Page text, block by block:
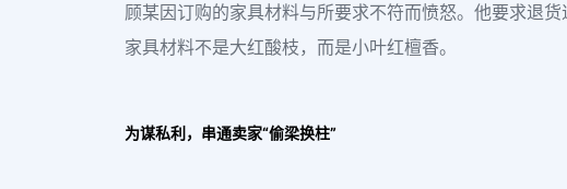
顾某因订购的家具材料与所要求不符而愤怒。他要求退
家具材料不是大红酸枝，而是小叶红檀香。
为谋私利，串通卖家“偷梁换柱”